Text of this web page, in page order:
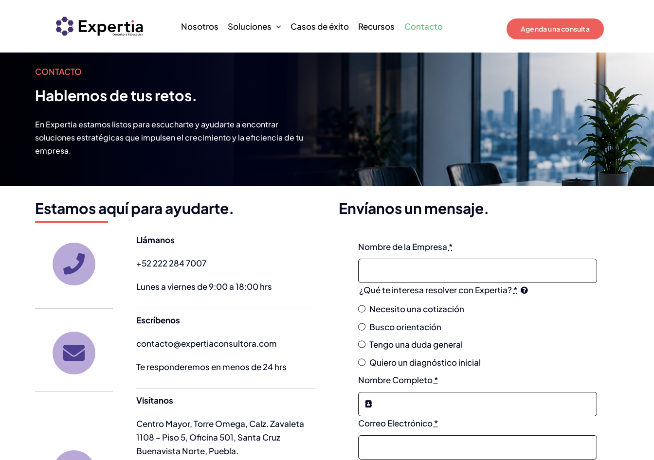
Nosotros Soluciones Casos de éxito Recursos Contacto Agenda una consulta
CONTACTO
Hablemos de tus retos.
En Expertia estamos listos para escucharte y ayudarte a encontrar
soluciones estratégicas que impulsen el crecimiento y la eficiencia de tu
empresa.
Estamos aquí para ayudarte. Envíanos un mensaje.
Llámanos
+52 222 284 7007
Lunes a viernes de 9:00 a 18:00 hrs
Escríbenos
contacto@expertiaconsultora.com
Te responderemos en menos de 24 hrs
Visítanos
Centro Mayor, Torre Omega, Calz. Zavaleta
1108 – Piso 5, Oficina 501, Santa Cruz
Buenavista Norte, Puebla.
Nombre de la Empresa *
¿Qué te interesa resolver con Expertia? *
Necesito una cotización
Busco orientación
Tengo una duda general
Quiero un diagnóstico inicial
Nombre Completo*
Correo Electrónico*